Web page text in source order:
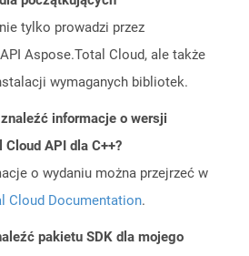
nie tylko prowadzi przez
Aspose.Total Cloud, ale także
wymaganych bibliotek.
informacje o wersji
Cloud API dla C++?
o wydaniu można przejrzeć w
Cloud Documentation.
pakietu SDK dla mojego